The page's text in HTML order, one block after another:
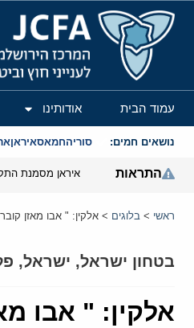
המרכז הירושלמי
עמוד הבית אודותינו
נושאים חמים: סוריהחמאסאיראן
התראות איראן מסמנת
ראשי > בלוגים > אלקין: " אבו מאזן
בטחון ישראל, ישראל,
אלקין: " אבו